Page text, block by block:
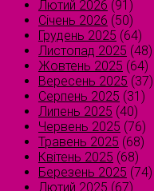
Лютий 2026 (91)
Січень 2026 (50)
Грудень 2025 (64)
Листопад 2025 (48)
Жовтень 2025 (64)
Вересень 2025 (37)
Серпень 2025 (31)
Липень 2025 (40)
Червень 2025 (76)
Травень 2025 (68)
Квітень 2025 (68)
Березень 2025 (74)
Лютий 2025 (67)